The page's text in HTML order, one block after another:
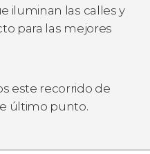
iluminan las calles y
para las mejores
este recorrido de
último punto.